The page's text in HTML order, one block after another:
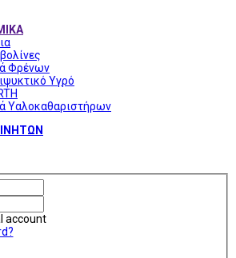
Φρένων
Υγρό
Υαλοκαθαριστήρων
account